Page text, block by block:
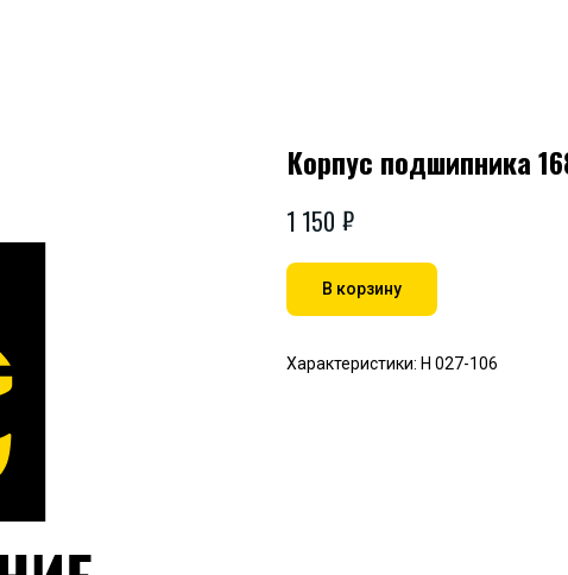
Корпус подшипника
1 150 ₽
В корзину
Характеристики: Н 027-106